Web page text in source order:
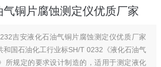
铜片腐蚀测定仪优质厂家
吉安液化石油气铜片腐蚀测定仪优质厂家
和国石油化工行业标SH/T 0232《液化石油气
所规定的要求设计制造的，适用于测定液化